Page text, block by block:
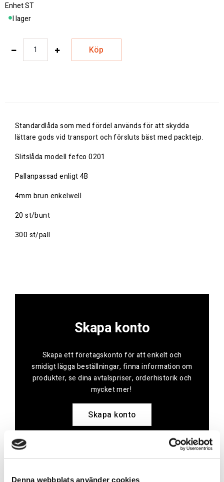
Denna webbplats använder cookies
EnhetST
I lager
Köp
Standardlåda som med fördel används för att skydda
lättare gods vid transport och försluts bäst med packtejp.
Slitslåda modell fefco 0201
Pallanpassad enligt 4B
4mm brun enkelwell
20 st/bunt
300 st/pall
Skapa konto
Skapa ett företagskonto för att enkelt och
smidigt lägga beställningar, finna information om
produkter, se dina avtalspriser, orderhistorik och
mycket mer!
Skapa konto